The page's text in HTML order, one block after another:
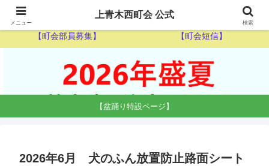
【ゴミ収集カレンダー】 【休日当番医】
【町会部員募集】 【町会短信】
【盆踊り特設ページ】
2026年6月 犬のふん放置防止路面シート
メニュー
上青木西町会 公式
検索